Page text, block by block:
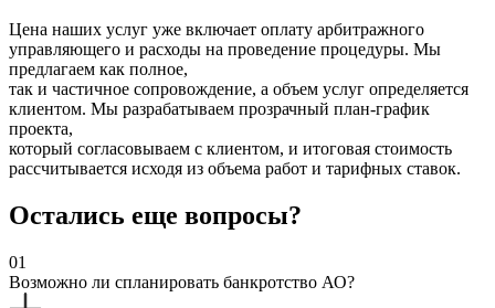
Цена наших услуг уже включает оплату арбитражного
управляющего и расходы на проведение процедуры. Мы
предлагаем как полное,
так и частичное сопровождение, а объем услуг определяется
клиентом. Мы разрабатываем прозрачный план-график
проекта,
который согласовываем с клиентом, и итоговая стоимость
рассчитывается исходя из объема работ и тарифных ставок.
Остались еще вопросы?
01
Возможно ли спланировать банкротство АО?